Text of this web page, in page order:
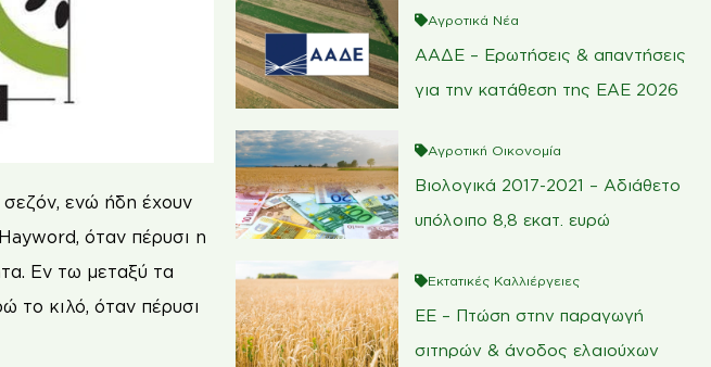
ενώ ήδη έχουν
όταν πέρυσι η
Εν τω µεταξύ τα
το κιλό, όταν πέρυσι
Αγροτικά Νέα
ΑΑΔΕ – Ερωτήσεις & απαντήσεις
για την κατάθεση της ΕΑΕ 2026
Αγροτική Οικονομία
Βιολογικά 2017-2021 – Αδιάθετο
υπόλοιπο 8,8 εκατ. ευρώ
Εκτατικές Καλλιέργειες
ΕΕ – Πτώση στην παραγωγή
σιτηρών & άνοδος ελαιούχων